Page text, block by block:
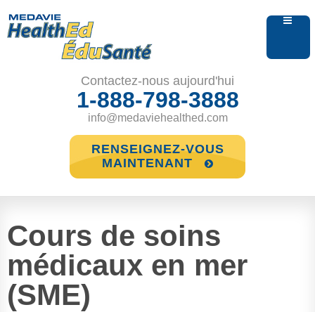
Contactez-nous aujourd'hui
1-888-798-3888
info@medaviehealthed.com
RENSEIGNEZ-VOUS
MAINTENANT
Cours de soins
médicaux en mer
(SME)